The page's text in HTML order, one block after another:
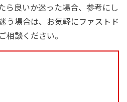
ら良いか迷った場合、参考にし
う場合は、お気軽にファストド
相談ください。